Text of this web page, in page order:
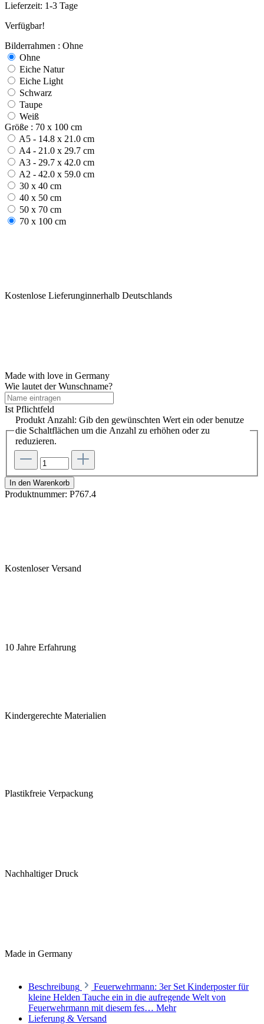
Lieferzeit: 1-3 Tage
Verfügbar!
Bilderrahmen : Ohne
Ohne
Eiche Natur
Eiche Light
Schwarz
Taupe
Weiß
Größe : 70 x 100 cm
A5 - 14.8 x 21.0 cm
A4 - 21.0 x 29.7 cm
A3 - 29.7 x 42.0 cm
A2 - 42.0 x 59.0 cm
30 x 40 cm
40 x 50 cm
50 x 70 cm
70 x 100 cm
Kostenlose Lieferunginnerhalb Deutschlands
Made with love in Germany
Wie lautet der Wunschname?
Ist Pflichtfeld
Produkt Anzahl: Gib den gewünschten Wert ein oder benutze
die Schaltflächen um die Anzahl zu erhöhen oder zu
reduzieren.
In den Warenkorb
Produktnummer: P767.4
Kostenloser Versand
10 Jahre Erfahrung
Kindergerechte Materialien
Plastikfreie Verpackung
Nachhaltiger Druck
Made in Germany
Beschreibung
Feuerwehrmann: 3er Set Kinderposter für
kleine Helden Tauche ein in die aufregende Welt von
Feuerwehrmann mit diesem fes… Mehr
Lieferung & Versand